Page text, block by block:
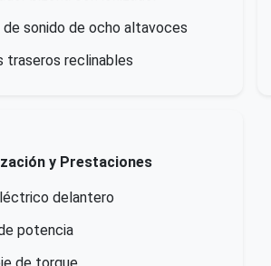
sonido de ocho altavoces
traseros reclinables
y Prestaciones
delantero
potencia
de torque